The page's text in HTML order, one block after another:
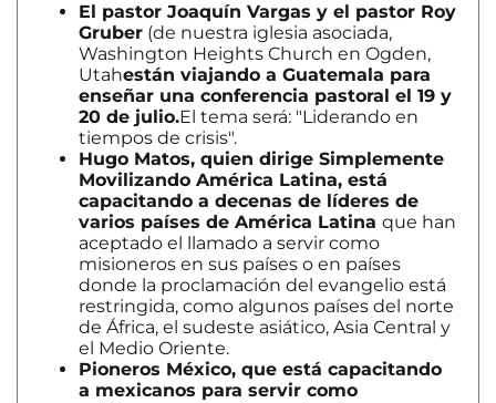
El pastor Joaquín Vargas y el pastor Roy
Gruber (de nuestra iglesia asociada,
Washington Heights Church en Ogden,
Utahestán viajando a Guatemala para
enseñar una conferencia pastoral el 19 y
20 de julio.El tema será: "Liderando en
tiempos de crisis".
Hugo Matos, quien dirige Simplemente
Movilizando América Latina, está
capacitando a decenas de líderes de
varios países de América Latina que han
aceptado el llamado a servir como
misioneros en sus países o en países
donde la proclamación del evangelio está
restringida, como algunos países del norte
de África, el sudeste asiático, Asia Central y
el Medio Oriente.
Pioneros México, que está capacitando
a mexicanos para servir como